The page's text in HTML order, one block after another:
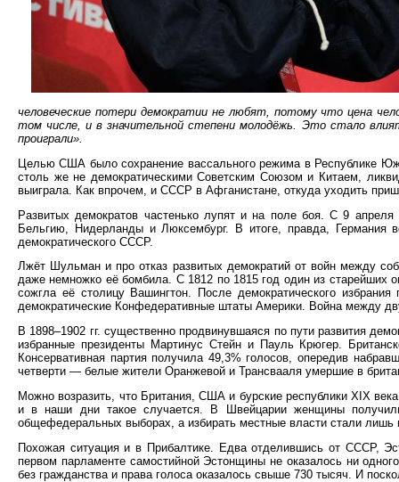
человеческие потери демократии не любят, потому что цена
том числе, и в значительной степени молодёжь. Это стало
проиграли».
Целью США было сохранение вассального режима в Республике
столь же не демократическими Советским Союзом и Китаем,
выиграла. Как впрочем, и СССР в Афганистане, откуда уходить
Развитых демократов частенько лупят и на поле боя. С 9
Бельгию, Нидерланды и Люксембург. В итоге, правда, Германия
демократического СССР.
Лжёт Шульман и про отказ развитых демократий от войн между
даже немножко её бомбила. С 1812 по 1815 год один из старейших
сожгла её столицу Вашингтон. После демократического
демократические Конфедеративные штаты Америки. Война между
В 1898–1902 гг. существенно продвинувшаяся по пути развития
избранные президенты Мартинус Стейн и Пауль Крюгер.
Консервативная партия получила 49,3% голосов, опередив
четверти — белые жители Оранжевой и Трансвааля умершие в
Можно возразить, что Британия, США и бурские республики XIX
и в наши дни такое случается. В Швейцарии женщины
общефедеральных выборах, а избирать местные власти стали лишь
Похожая ситуация и в Прибалтике. Едва отделившись от СССР,
первом парламенте самостийной Эстонщины не оказалось ни
без гражданства и права голоса оказалось свыше 730 тысяч. И